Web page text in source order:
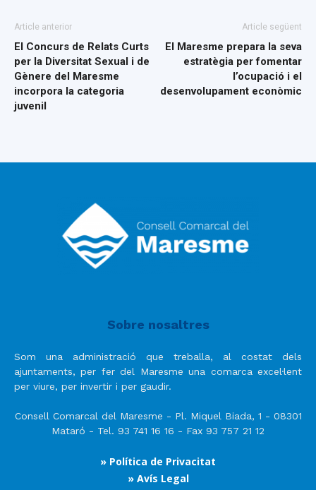
Article anterior
El Concurs de Relats Curts
per la Diversitat Sexual i de
Gènere del Maresme
incorpora la categoria
juvenil
Article següent
El Maresme prepara la seva
estratègia per fomentar
l’ocupació i el
desenvolupament econòmic
Sobre nosaltres
Som una administració que treballa, al costat dels
ajuntaments, per fer del Maresme una comarca excel·lent
per viure, per invertir i per gaudir.
Consell Comarcal del Maresme - Pl. Miquel Biada, 1 - 08301
Mataró - Tel. 93 741 16 16 - Fax 93 757 21 12
» Política de Privacitat
» Avís Legal